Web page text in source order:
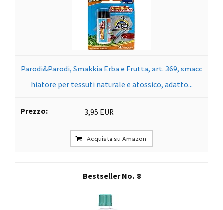
Parodi&Parodi, Smakkia Erba e Frutta, art. 369, smacc
hiatore per tessuti naturale e atossico, adatto...
3,95 EUR
Acquista su Amazon
8